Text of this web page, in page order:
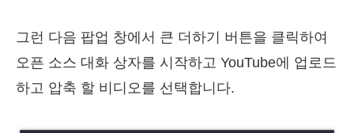
그런 다음 팝업 창에서 큰 더하기 버튼을 클릭하여
오픈 소스 대화 상자를 시작하고 YouTube에 업로드
하고 압축 할 비디오를 선택합니다.